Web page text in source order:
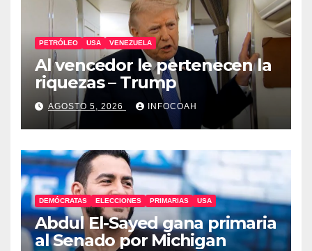
PETRÓLEO USA VENEZUELA
Al vencedor le pertenecen la
riquezas – Trump
AGOSTO 5, 2026 INFOCOAH
DEMÓCRATAS ELECCIONES PRIMARIAS USA
Abdul El-Sayed gana primaria
al Senado por Michigan